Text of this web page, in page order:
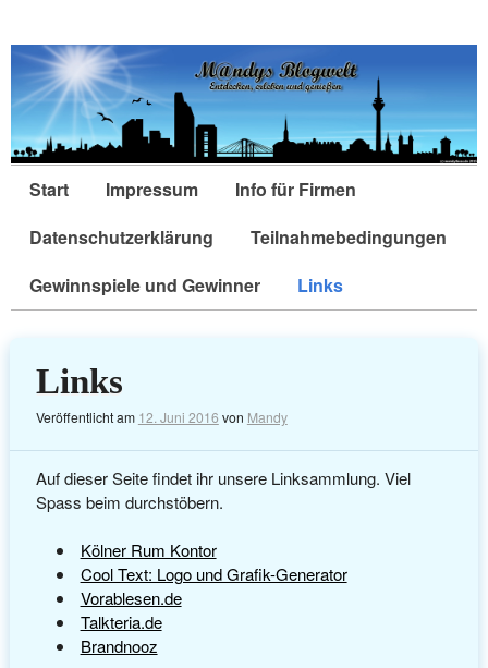
Start Impressum
Info für Firmen
Datenschutzerklärung
Teilnahmebedingungen
Gewinnspiele und Gewinner
Links
Links
Veröffentlicht am 12. Juni 2016 von Mandy
Auf dieser Seite findet ihr unsere Linksammlung. Viel
Spass beim durchstöbern.
Kölner Rum Kontor
Cool Text: Logo und Grafik-Generator
Vorablesen.de
Talkteria.de
Brandnooz